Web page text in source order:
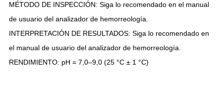
MÉTODO DE INSPECCIÓN: Siga lo recomendado en el manual
de usuario del analizador de hemorreología.
INTERPRETACIÓN DE RESULTADOS: Siga lo recomendado en
el manual de usuario del analizador de hemorreología.
RENDIMIENTO: pH = 7,0–9,0 (25 °C ± 1 °C)